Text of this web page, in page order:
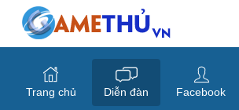
Trang chủ Diễn đàn Facebook